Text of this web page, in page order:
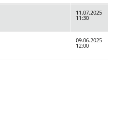
11.07.2025
11:30
09.06.2025
12:00